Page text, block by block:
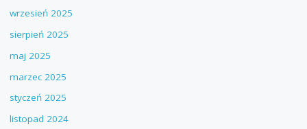
wrzesień 2025
sierpień 2025
maj 2025
marzec 2025
styczeń 2025
listopad 2024